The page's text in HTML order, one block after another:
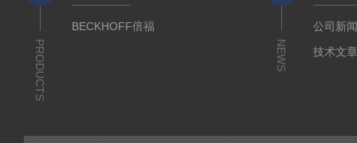
PRODUCTS
BECKHOFF倍福
NEWS
公司新
技术文